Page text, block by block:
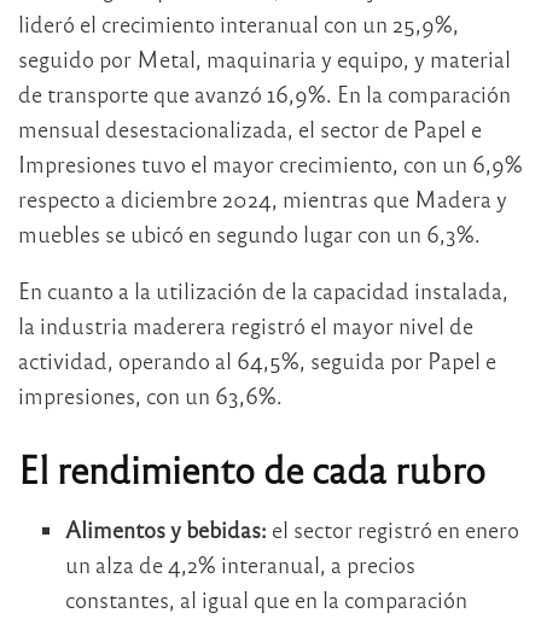
lideró el crecimiento interanual con un 25,9%,
seguido por Metal, maquinaria y equipo, y material
de transporte que avanzó 16,9%. En la comparación
mensual desestacionalizada, el sector de Papel e
Impresiones tuvo el mayor crecimiento, con un 6,9%
respecto a diciembre 2024, mientras que Madera y
muebles se ubicó en segundo lugar con un 6,3%.
En cuanto a la utilización de la capacidad instalada,
la industria maderera registró el mayor nivel de
actividad, operando al 64,5%, seguida por Papel e
impresiones, con un 63,6%.
El rendimiento de cada rubro
Alimentos y bebidas: el sector registró en enero
un alza de 4,2% interanual, a precios
constantes, al igual que en la comparación